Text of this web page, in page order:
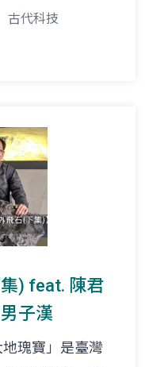
古代科技
) feat. 陳君
子漢
瑰寶」是臺灣